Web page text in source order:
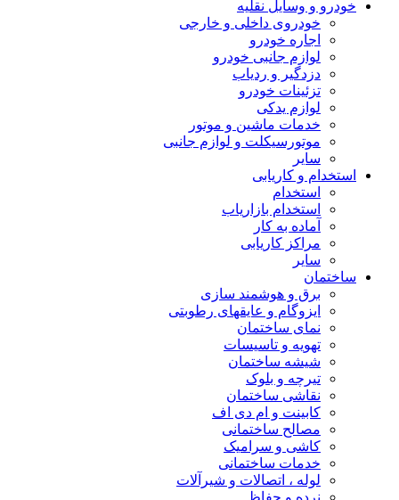
خودرو و وسایل نقلیه
خودروی داخلی و خارجی
اجاره خودرو
لوازم جانبی خودرو
دزدگیر و ردیاب
تزئینات خودرو
لوازم یدکی
خدمات ماشین و موتور
موتورسیکلت و لوازم جانبی
سایر
استخدام و کاریابی
استخدام
استخدام بازاریاب
آماده به کار
مراکز کاریابی
سایر
ساختمان
برق و هوشمند سازی
ایزوگام و عایقهای رطوبتی
نمای ساختمان
تهویه و تاسیسات
شیشه ساختمان
تیرچه و بلوک
نقاشی ساختمان
کابینت و ام دی اف
مصالح ساختمانی
کاشی و سرامیک
خدمات ساختمانی
لوله ، اتصالات و شیرآلات